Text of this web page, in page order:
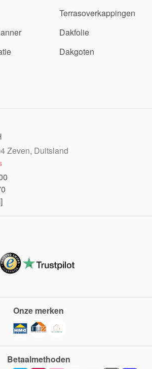
Terrasoverkappingen
Dakfolie
Dakgoten
Zeven, Duitsland
Betaalmethoden
Onze merken